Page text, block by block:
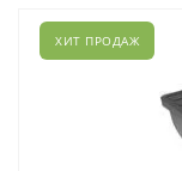
ХИТ ПРОДАЖ